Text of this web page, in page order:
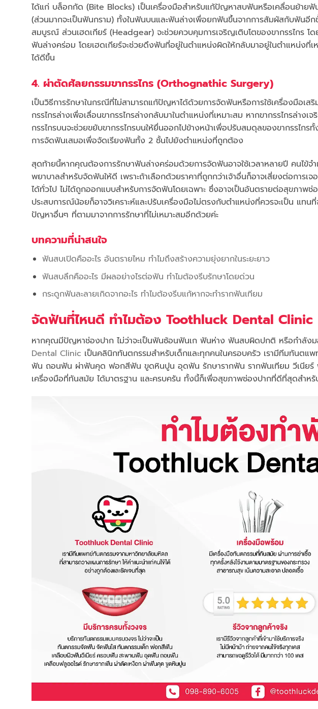
ได้แก่ บล็อกกัด (Bite Blocks) เป็นเครื่องมือสำหรับแก้ปัญหาสบฟันหรือเคลื่อนย้ายฟั
(ส่วนมากจะเป็นฟันกราม) ทั้งในฟันบนและฟันล่างเพื่อยกฟันขึ้นจากการสัมผัสกับฟันอี
สมบูรณ์ ส่วนเฮดเกียร์ (Headgear) จะช่วยควบคุมการเจริญเติบโตของขากรรไกร โด
ฟันล่างคร่อม โดยเฮดเกียร์จะช่วยดึงฟันที่อยู่ในตำแหน่งผิดให้กลับมาอยู่ในตำแหน่งที่
ได้ดีขึ้น
4. ผ่าตัดศัลยกรรมขากรรไกร (Orthognathic Surgery)
เป็นวิธีการรักษาในกรณีที่ไม่สามารถแก้ปัญหาได้ด้วยการจัดฟันหรือการใช้เครื่องมือเสริ
กรรไกรล่างเพื่อเลื่อนขากรรไกรล่างกลับมาในตำแหน่งที่เหมาะสม หากขากรรไกรล่าง
กรรไกรบนจะช่วยขยับขากรรไกรบนให้ยื่นออกไปข้างหน้าเพื่อปรับสมดุลของขากรรไก
การจัดฟันเสมอเพื่อจัดเรียงฟันทั้ง 2 ชั้นไปยังตำแหน่งที่ถูกต้อง
สุดท้ายนี้หากคุณต้องการรักษาฟันล่างคร่อมด้วยการจัดฟันอาจใช้เวลาหลายปี คนไข้จ
พยาบาลสำหรับจัดฟันให้ดี เพราะถ้าเลือกด้วยราคาที่ถูกกว่าเจ้าอื่นก็อาจเสี่ยงต่อการ
ได้ทั่วไป ไม่ได้ถูกออกแบบสำหรับการจัดฟันโดยเฉพาะ ซึ่งอาจเป็นอันตรายต่อสุขภาพช่
ประสบการณ์น้อยก็อาจวิเคราะห์และปรับเครื่องมือไม่ตรงกับตำแหน่งที่ควรจะเป็น แท
ปัญหาอื่นๆ ที่ตามมาจากการรักษาที่ไม่เหมาะสมอีกด้วยค่ะ
บทความที่น่าสนใจ
ฟันสบเปิดคืออะไร อันตรายไหม ทำไมถึงสร้างความยุ่งยากในระยะยาว
ฟันสบลึกคืออะไร มีผลอย่างไรต่อฟัน ทำไมต้องรีบรักษาโดยด่วน
กระดูกฟันละลายเกิดจากอะไร ทำไมต้องรีบแก้หากจะทำรากฟันเทียม
จัดฟันที่ไหนดี ทำไมต้อง Toothluck Dental Clinic
หากคุณมีปัญหาช่องปาก ไม่ว่าจะเป็นฟันซ้อนฟันเก ฟันห่าง ฟันสบผิดปกติ หรือกำลัง
Dental Clinic เป็นคลินิกทันตกรรมสำหรับเด็กและทุกคนในครอบครัว เรามีทีมทันตแ
ฟัน ถอนฟัน ผ่าฟันคุด ฟอกสีฟัน ขูดหินปูน อุดฟัน รักษารากฟัน รากฟันเทียม วีเนียร์
เครื่องมือที่ทันสมัย ได้มาตรฐาน และครบครัน ทั้งนี้ก็เพื่อสุขภาพช่องปากที่ดีที่สุดสำห